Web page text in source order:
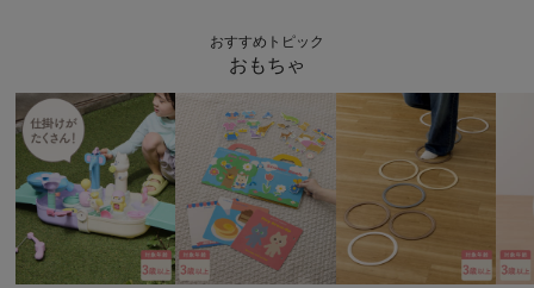
おすすめトピック
おもちゃ